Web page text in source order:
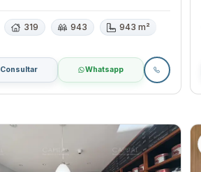
319 943 943 m²
Consultar Whatsapp